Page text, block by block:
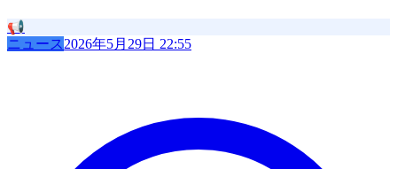
📢
ニュース 2026年5月29日 22:55